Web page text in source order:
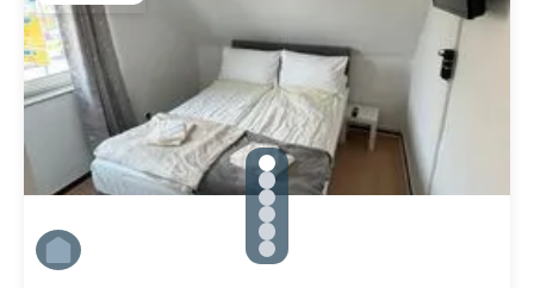
gallery.slide_selector
Zu Slide 1 wechseln
Zu Slide 2 wechseln
Zu Slide 3 wechseln
Zu Slide 4 wechseln
Zu Slide 5 wechseln
Zu Slide 6 wechseln